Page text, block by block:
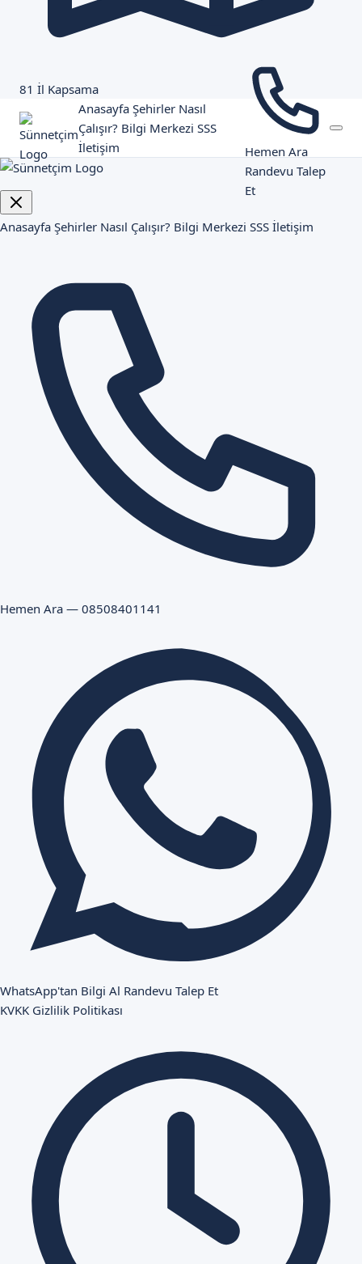
81 İl Kapsama
Anasayfa Şehirler Nasıl
Çalışır? Bilgi Merkezi SSS
İletişim
Hemen Ara
Randevu Talep
Et
Anasayfa Şehirler Nasıl Çalışır? Bilgi Merkezi SSS İletişim
Hemen Ara — 08508401141
WhatsApp'tan Bilgi Al Randevu Talep Et
KVKK Gizlilik Politikası